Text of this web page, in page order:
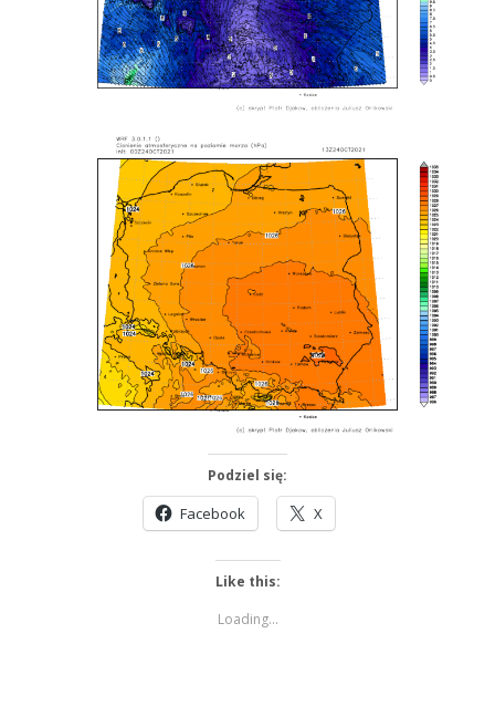
Podziel się:
Facebook X
Like this:
Loading...